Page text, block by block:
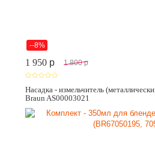
--8%
1 950 p 1 800 p
Насадка - измельчитель
Braun AS00003021